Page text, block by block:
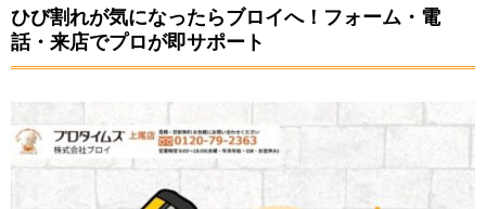
ひび割れが気になったらブロイへ！フォーム・電
話・来店でプロが即サポート